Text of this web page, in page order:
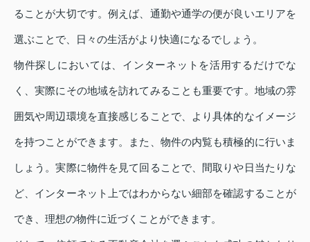
ることが大切です。例えば、通勤や通学の便が良いエリアを
選ぶことで、日々の生活がより快適になるでしょう。
物件探しにおいては、インターネットを活用するだけでな
く、実際にその地域を訪れてみることも重要です。地域の雰
囲気や周辺環境を直接感じることで、より具体的なイメージ
を持つことができます。また、物件の内覧も積極的に行いま
しょう。実際に物件を見て回ることで、間取りや日当たりな
ど、インターネット上ではわからない細部を確認することが
でき、理想の物件に近づくことができます。